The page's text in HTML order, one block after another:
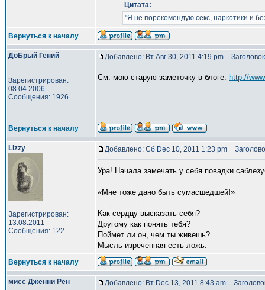
Цитата:
"Я не порекомендую секс, наркотики и
Вернуться к началу
ДоБрый Гений
Зарегистрирован:
08.04.2006
Сообщения: 1926
Добавлено: Вт Авг 30, 2011 4:19 pm
См. мою старую заметочку в блоге: http://
Вернуться к началу
Lizzy
Зарегистрирован:
13.08.2011
Сообщения: 122
Добавлено: Сб Dec 10, 2011 1:23 pm
Ура! Начала замечать у себя повадки
«Мне тоже дано быть сумасшедшей!»
Как сердцу высказать себя?
Другому как понять тебя?
Поймет ли он, чем ты живешь?
Мысль изреченная есть ложь.
Вернуться к началу
мисс Дженни Рен Добавлено: Вт Dec 13, 2011 8:43 am